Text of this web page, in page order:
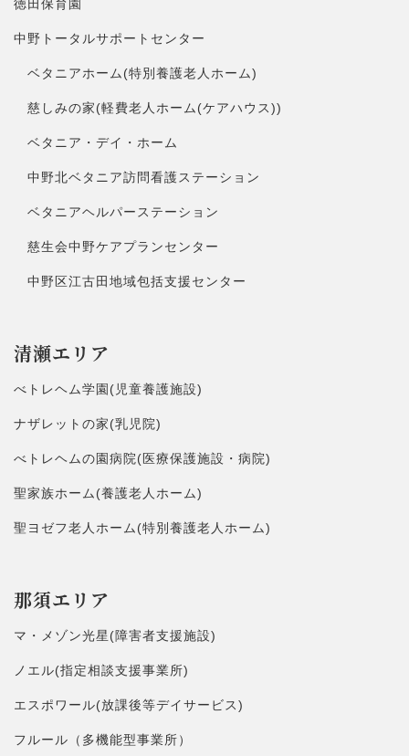
徳田保育園
中野トータルサポートセンター
ベタニアホーム(特別養護老人ホーム)
慈しみの家(軽費老人ホーム(ケアハウス))
ベタニア・デイ・ホーム
中野北ベタニア訪問看護ステーション
ベタニアヘルパーステーション
慈生会中野ケアプランセンター
中野区江古田地域包括支援センター
清瀬エリア
べトレヘム学園(児童養護施設)
ナザレットの家(乳児院)
べトレヘムの園病院(医療保護施設・病院)
聖家族ホーム(養護老人ホーム)
聖ヨゼフ老人ホーム(特別養護老人ホーム)
那須エリア
マ・メゾン光星(障害者支援施設)
ノエル(指定相談支援事業所)
エスポワール(放課後等デイサービス)
フルール（多機能型事業所）